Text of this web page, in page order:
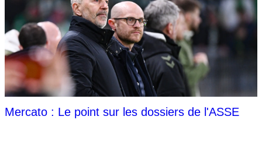
Mercato : Le point sur les dossiers de l'ASSE